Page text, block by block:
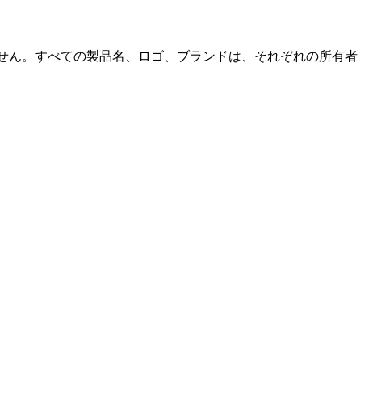
ん。すべての製品名、ロゴ、ブランドは、それぞれの所有者